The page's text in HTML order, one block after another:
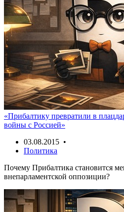
«Прибалтику превратили в
войны с Россией»
03.08.2015 •
Политика
Почему Прибалтика становится
внепарламентской оппозиции?